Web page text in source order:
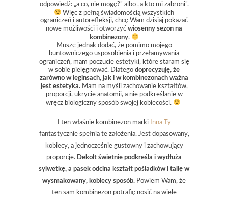
odpowiedź: „a co, nie mogę?” albo „a kto mi zabroni”.
Więc z pełną świadomością wszystkich
ograniczeń i autorefleksji, chcę Wam dzisiaj pokazać
nowe możliwości i otworzyć wiosenny sezon na
kombinezony.
Muszę jednak dodać, że pomimo mojego
buntowniczego usposobienia i przełamywania
ograniczeń, mam poczucie estetyki, które staram się
w sobie pielęgnować. Dlatego doprecyzuję, że
zarówno w leginsach, jak i w kombinezonach ważna
jest estetyka.Mam na myśli zachowanie kształtów,
proporcji, ukrycie anatomii, a nie podkreślanie w
wręcz biologiczny sposób swojej kobiecości.
I ten właśnie kombinezon marki
Inna Ty
fantastycznie spełnia te założenia. Jest dopasowany,
kobiecy, a jednocześnie gustowny i zachowujący
proporcje. Dekolt świetnie podkreśla i wydłuża
sylwetkę, a pasek odcina kształt pośladków i talię w
wysmakowany, kobiecy sposób. Powiem Wam, że
ten sam kombinezon potrafię nosić na wiele